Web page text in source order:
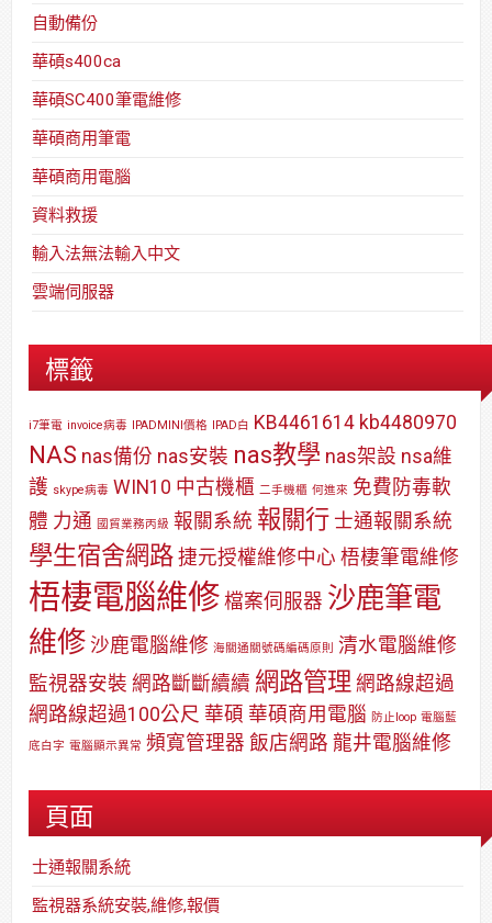
自動備份
華碩s400ca
華碩SC400筆電維修
華碩商用筆電
華碩商用電腦
資料救援
輸入法無法輸入中文
雲端伺服器
標籤
i7筆電 invoice病毒 IPADMINI價格 IPAD白 KB4461614 kb4480970
NAS nas備份 nas安裝 nas教學 nas架設 nsa維
護 skype病毒 WIN10 中古機櫃 二手機櫃 何進來 免費防毒軟
體 力通 國貿業務丙級 報關系統 報關行 士通報關系統
學生宿舍網路 捷元授權維修中心 梧棲筆電維修
梧棲電腦維修 檔案伺服器 沙鹿筆電
維修 沙鹿電腦維修 海關通關號碼編碼原則 清水電腦維修
監視器安裝 網路斷斷續續 網路管理 網路線超過
網路線超過100公尺 華碩 華碩商用電腦 防止loop 電腦藍
底白字 電腦顯示異常 頻寬管理器 飯店網路 龍井電腦維修
頁面
士通報關系統
監視器系統安裝,維修,報價